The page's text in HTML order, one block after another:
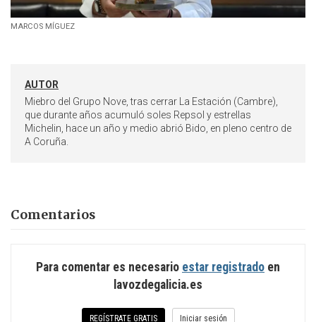
MARCOS MÍGUEZ
AUTOR
Miebro del Grupo Nove, tras cerrar La Estación (Cambre),
que durante años acumuló soles Repsol y estrellas
Michelin, hace un año y medio abrió Bido, en pleno centro de
A Coruña.
Comentarios
Para comentar es necesario estar registrado en
lavozdegalicia.es
REGÍSTRATE GRATIS Iniciar sesión